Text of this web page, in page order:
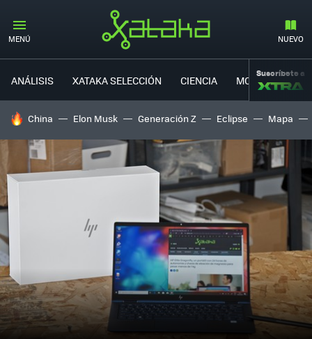
MENÚ NUEVO
ANÁLISIS XATAKA SELECCIÓN CIENCIA MOVILIDAD
Suscríbete a
HOY SE HABLA DE
China Elon Musk Generación Z Eclipse Mapa